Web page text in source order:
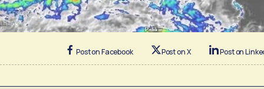
Post on Facebook Post on X Post on